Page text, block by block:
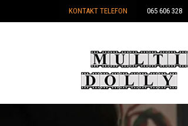
KONTAKT TELEFON 065 606 328